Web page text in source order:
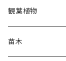
観葉植物
苗木